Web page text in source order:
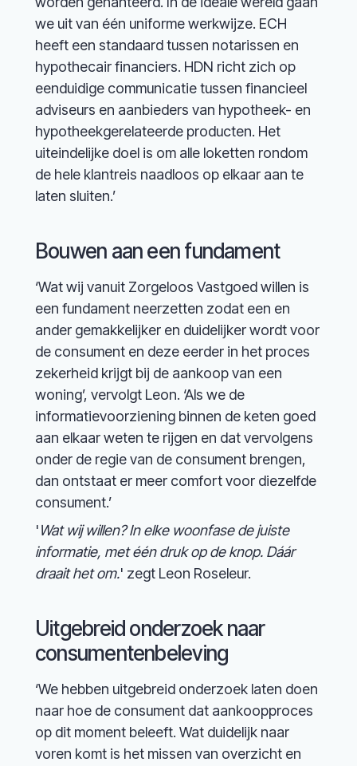
we uit van één uniforme werkwijze. ECH
heeft een standaard tussen notarissen en
hypothecair financiers. HDN richt zich op
eenduidige communicatie tussen financieel
adviseurs en aanbieders van hypotheek- en
hypotheekgerelateerde producten. Het
uiteindelijke doel is om alle loketten rondom
de hele klantreis naadloos op elkaar aan te
laten sluiten.’
Bouwen aan een fundament
‘Wat wij vanuit Zorgeloos Vastgoed willen is
een fundament neerzetten zodat een en
ander gemakkelijker en duidelijker wordt voor
de consument en deze eerder in het proces
zekerheid krijgt bij de aankoop van een
woning’, vervolgt Leon. ‘Als we de
informatievoorziening binnen de keten goed
aan elkaar weten te rijgen en dat vervolgens
onder de regie van de consument brengen,
dan ontstaat er meer comfort voor diezelfde
consument.’
'Wat wij willen? In elke woonfase de juiste
informatie, met één druk op de knop. Dáár
draait het om.' zegt Leon Roseleur.
Uitgebreid onderzoek naar
consumentenbeleving
‘We hebben uitgebreid onderzoek laten doen
naar hoe de consument dat aankoopproces
op dit moment beleeft. Wat duidelijk naar
voren komt is het missen van overzicht en